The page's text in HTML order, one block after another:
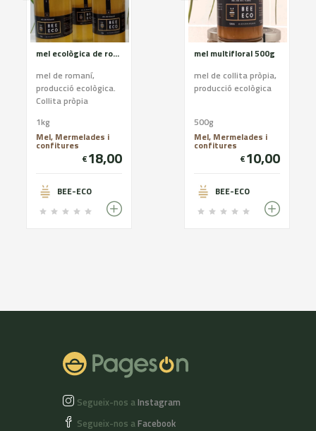
mel ecològica de romaní
mel de romaní,
producció ecològica.
Collita pròpia
1kg
Mel, Mermelades i
confitures
€18,00
BEE-ECO
mel multifloral 500g
mel de collita pròpia,
producció ecològica
500g
Mel, Mermelades i
confitures
€10,00
BEE-ECO
Segueix-nos aInstagram
Segueix-nos aFacebook